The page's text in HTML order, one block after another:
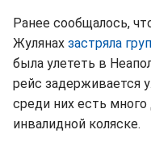
Ранее сообщалось,
Жулянах застряла
была улететь в
рейс задерживается
среди них есть
инвалидной коляске.